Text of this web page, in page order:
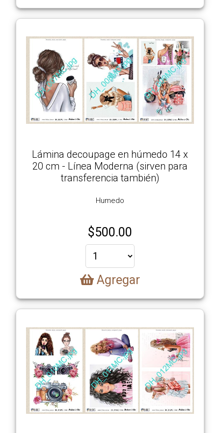
Lámina decoupage en húmedo 14 x
20 cm - Línea Moderna (sirven para
transferencia también)
Humedo
$500.00
Agregar